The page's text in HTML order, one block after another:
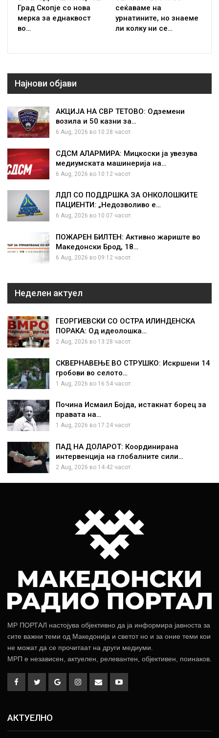
Град Скопје со нова
мерка за еднаквост
во…
сеќаваме на
урнатините, но знаеме
ли колку ни се…
Најнови објави
АКЦИЈА НА СВР ТЕТОВО: Одземени
возила и 50 казни за…
6 Aug, 2026 во 10:28 часот.
СДСМ АЛАРМИРА: Мицкоски ја увезува
медиумската машинерија на…
6 Aug, 2026 во 10:12 часот.
ЛДП СО ПОДДРШКА ЗА ОНКОЛОШКИТЕ
ПАЦИЕНТИ: „Недозволиво е…
6 Aug, 2026 во 10:07 часот.
ПОЖАРЕН БИЛТЕН: Активно жариште во
Македонски Брод, 18…
6 Aug, 2026 во 09:12 часот.
Неделен актуел
ГЕОРГИЕВСКИ СО ОСТРА ИЛИНДЕНСКА
ПОРАКА: Од идеолошка…
2 Aug, 2026 во 13:28 часот.
СКВЕРНАВЕЊЕ ВО СТРУШКО: Искршени 14
гробови во селото…
1 Aug, 2026 во 16:54 часот.
Почина Исмаил Бојда, истакнат борец за
правата на…
1 Aug, 2026 во 17:24 часот.
ПАД НА ДОЛАРОТ: Координирана
интервенција на глобалните сили…
2 Aug, 2026 во 14:42 часот.
МР ПОРТАЛ настојува објективно да ја информира јавноста за
сите важни теми од Македонија и светот но и за оние теми кои
не можат да се прочитаат на други медиуми.
МРП е независен, актуелен, релевантен, објективен, поинаков.
АКТУЕЛНО